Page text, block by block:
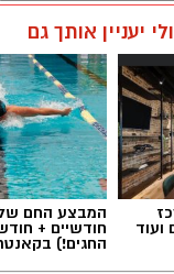
ואינם רשומים
לשווקם:
+ MINERAL
Premium
, מעצר סגן ראש
יעניין אותך גם
ועוד
המבצע החם
חודשיים +
החגים!)